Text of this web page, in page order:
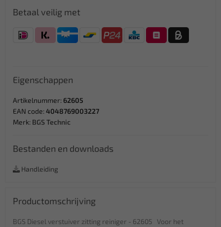
Betaal veilig met
Eigenschappen
Artikelnummer: 62605
EAN code: 4048769003227
Merk: BGS Technic
Bestanden en downloads
Handleiding
Productomschrijving
BGS Diesel verstuiver zitting reiniger - 62605 Voor het